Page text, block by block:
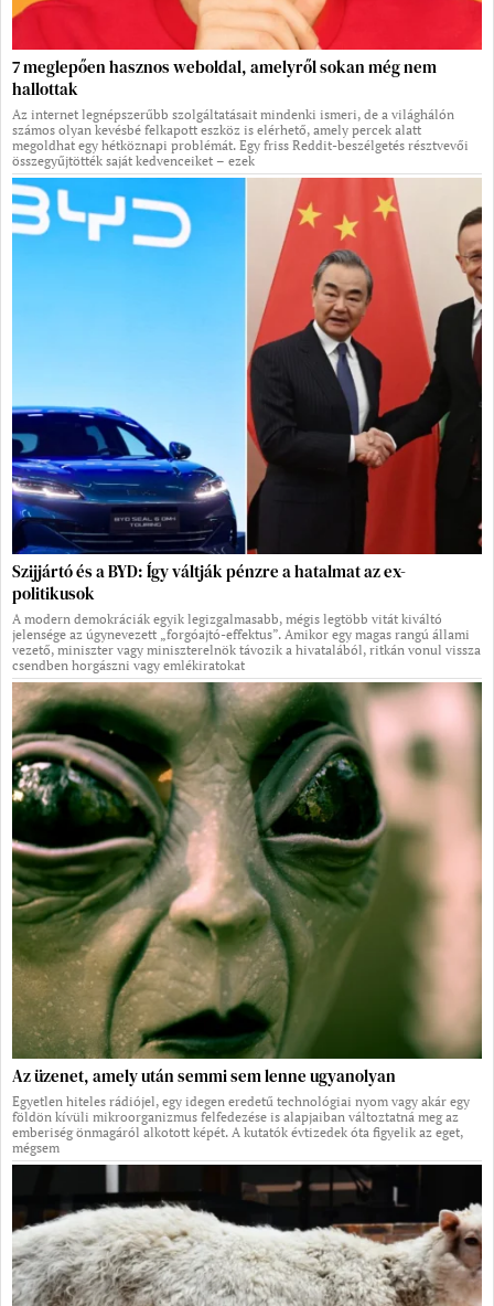
7 meglepően hasznos weboldal, amelyről sokan még nem
hallottak
Az internet legnépszerűbb szolgáltatásait mindenki ismeri, de a világhálón
számos olyan kevésbé felkapott eszköz is elérhető, amely percek alatt
megoldhat egy hétköznapi problémát. Egy friss Reddit-beszélgetés résztvevői
összegyűjtötték saját kedvenceiket – ezek
Szijjártó és a BYD: Így váltják pénzre a hatalmat az ex-
politikusok
A modern demokráciák egyik legizgalmasabb, mégis legtöbb vitát kiváltó
jelensége az úgynevezett „forgóajtó-effektus”. Amikor egy magas rangú állami
vezető, miniszter vagy miniszterelnök távozik a hivatalából, ritkán vonul vissza
csendben horgászni vagy emlékiratokat
Az üzenet, amely után semmi sem lenne ugyanolyan
Egyetlen hiteles rádiójel, egy idegen eredetű technológiai nyom vagy akár egy
földön kívüli mikroorganizmus felfedezése is alapjaiban változtatná meg az
emberiség önmagáról alkotott képét. A kutatók évtizedek óta figyelik az eget,
mégsem